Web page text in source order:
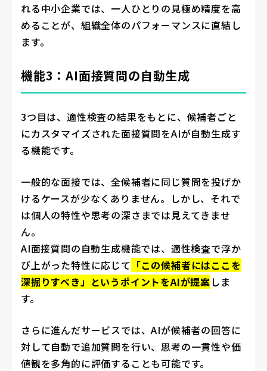
れる中小企業では、一人ひとりの見極め精度を高
めることが、組織全体のパフォーマンスに直結し
ます。
機能3：AI面接質問の自動生成
3つ目は、適性検査の結果をもとに、候補者ごと
にカスタマイズされた面接質問をAIが自動生成す
る機能です。
一般的な面接では、全候補者に同じ質問を投げか
けるケースが少なくありません。しかし、それで
は個人の特性や思考の深さまでは見えてきませ
ん。
AI面接質問の自動生成機能では、適性検査で浮か
び上がった特性に応じて 「この候補者にはここを
深掘りすべき」というポイントをAIが提案 しま
す。
さらに進んだサービスでは、AIが候補者の回答に
対して自動で追加質問を行い、思考の一貫性や価
値観を多角的に評価することも可能です。